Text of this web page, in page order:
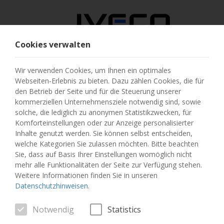
ÖSTERREICH
LAND AUSWÄHLEN
SPRACHE ÄNDERN
Toggle
navigation
MENU
FAHRZEUG
Cookies verwalten
Wir verwenden Cookies, um Ihnen ein optimales
Webseiten-Erlebnis zu bieten. Dazu zählen Cookies, die für
den Betrieb der Seite und für die Steuerung unserer
kommerziellen Unternehmensziele notwendig sind, sowie
solche, die lediglich zu anonymen Statistikzwecken, für
Komforteinstellungen oder zur Anzeige personalisierter
Inhalte genutzt werden. Sie können selbst entscheiden,
welche Kategorien Sie zulassen möchten. Bitte beachten
Sie, dass auf Basis Ihrer Einstellungen womöglich nicht
mehr alle Funktionalitäten der Seite zur Verfügung stehen.
Weitere Informationen finden Sie in unseren
Datenschutzhinweisen.
Notwendig Statistics